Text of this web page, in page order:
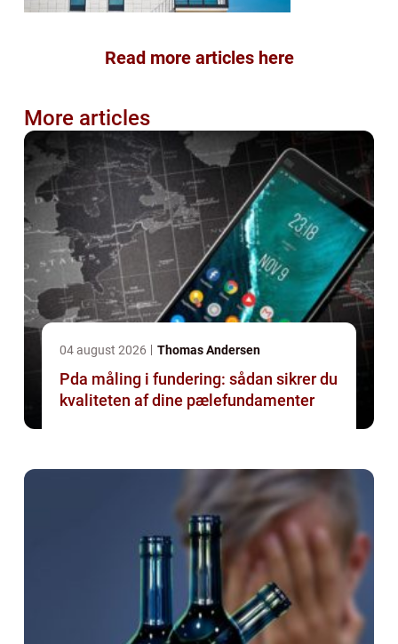
Read more articles here
More articles
04 august 2026 Thomas Andersen
Pda måling i fundering: sådan sikrer du
kvaliteten af dine pælefundamenter